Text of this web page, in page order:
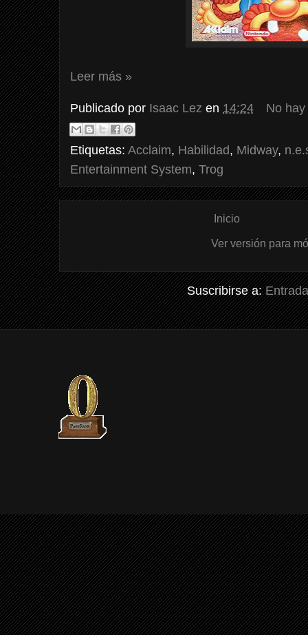
Leer más »
Publicado por Isaac Lez en 14:24 No
Etiquetas: Acclaim, Habilidad, Midway,
Entertainment System, Trog
Inicio
Ver versión para
Suscribirse a: